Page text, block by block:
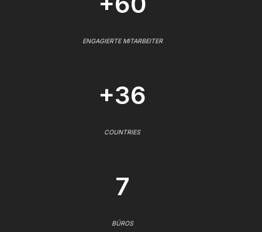
ENGAGIERTE MITARBEITER
+36
COUNTRIES
7
BÜROS